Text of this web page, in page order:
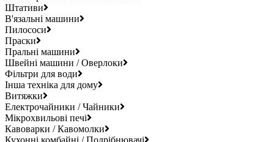
Штативи
В'язальні машини
Пилососи
Праски
Пральні машини
Швейні машини / Оверлоки
Фільтри для води
Інша техніка для дому
Витяжки
Електрочайники / Чайники
Мікрохвильові печі
Кавоварки / Кавомолки
Кухонні комбайні / Подрібнювачі